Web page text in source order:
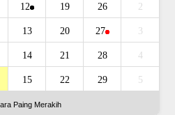
12 19 26 2
13 20 27 3
14 21 28 4
15 22 29 5
Paing Merakih